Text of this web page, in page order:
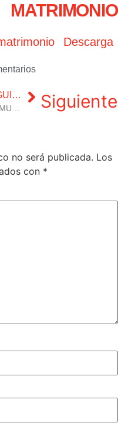
MATRIMONIO
Descarga
SIGUIENTE Siguiente
no será publicada. Los
con *